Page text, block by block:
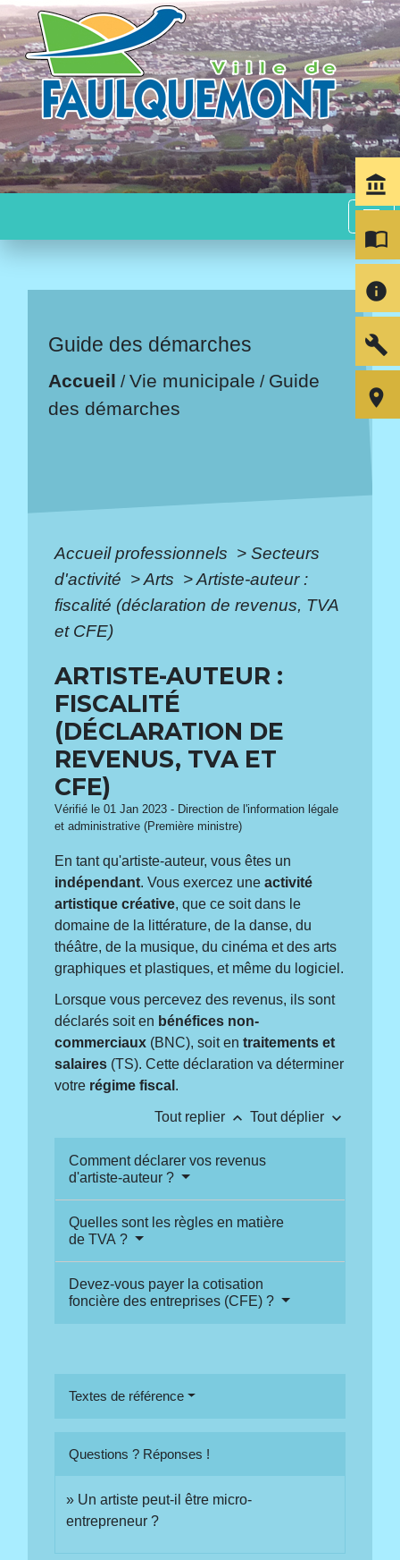
menu
Guide des démarches
Accueil /Vie municipale / Guide
des démarches
Accueil professionnels > Secteurs
d'activité >Arts >Artiste-auteur :
fiscalité (déclaration de revenus, TVA
et CFE)
ARTISTE-AUTEUR :
FISCALITÉ
(DÉCLARATION DE
REVENUS, TVA ET
CFE)
Vérifié le 01 Jan 2023 - Direction de l'information légale
et administrative (Première ministre)
En tant qu'artiste-auteur, vous êtes un
indépendant. Vous exercez uneactivité
artistique créative, que ce soit dans le
domaine de la littérature, de la danse, du
théâtre, de la musique, du cinéma et des arts
graphiques et plastiques, et même du logiciel.
Lorsque vous percevez des revenus, ils sont
déclarés soit en bénéfices non-
commerciaux (BNC), soit entraitements et
salaires (TS). Cette déclaration va déterminer
votre régime fiscal .
Tout replier keyboard_arrow_up Tout déplier keyboard_arrow_down
Comment déclarer vos revenus
d'artiste-auteur ?
Quelles sont les règles en matière
de TVA ?
Devez-vous payer la cotisation
foncière des entreprises (CFE) ?
Textes de référence
Questions ? Réponses !
Un artiste peut-il être micro-
entrepreneur ?
account_balance
import_contacts
info
build
room